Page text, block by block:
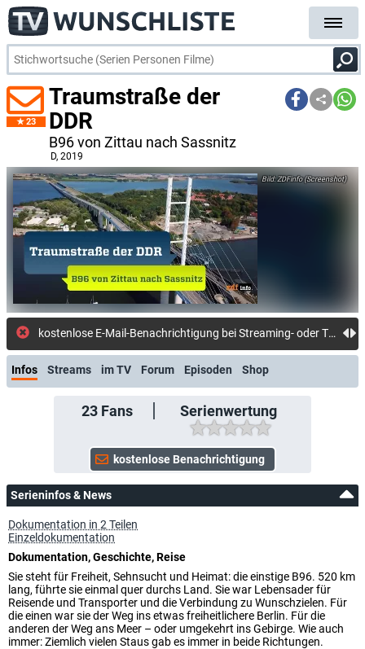
23
Traumstraße der
DDR
B96 von Zittau nach Sassnitz
D, 2019
ZDFinfo (Screenshot)
kostenlose E-Mail-Benachrichtigung bei Streaming- oder TV-Start
Infos Streams im TV Forum Episoden Shop
23Fans Serienwertung
Serieninfos & News
Dokumentation in 2 Teilen
Einzeldokumentation
Dokumentation, Geschichte, Reise
Sie steht für Freiheit, Sehnsucht und Heimat: die einstige B96. 520 km
lang, führte sie einmal quer durchs Land. Sie war Lebensader für
Reisende und Transporter und die Verbindung zu Wunschzielen. Für
die einen war sie der Weg ins etwas freiheitlichere Berlin. Für die
anderen der Weg ans Meer – oder umgekehrt ins Gebirge. Wie auch
immer: Ziemlich vielen Staus gab es immer in beide Richtungen.